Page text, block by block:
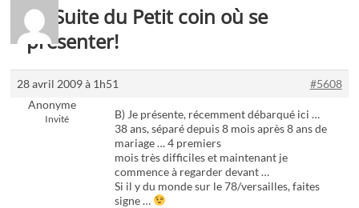
Re:Suite du Petit coin où se
présenter!
28 avril 2009 à 1h51
#5608
Anonyme
Invité
B) Je présente, récemment débarqué ici …
38 ans, séparé depuis 8 mois après 8 ans de
mariage … 4 premiers
mois très difficiles et maintenant je
commence à regarder devant …
Si il y du monde sur le 78/versailles, faites
signe …